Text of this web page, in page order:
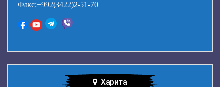
Факс:+992(3422)2-51-70
Харита